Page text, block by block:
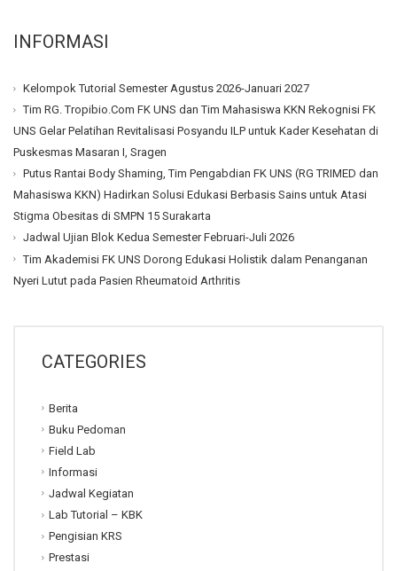
INFORMASI
Kelompok Tutorial Semester Agustus 2026-Januari 2027
Tim RG. Tropibio.Com FK UNS dan Tim Mahasiswa KKN Rekognisi FK
UNS Gelar Pelatihan Revitalisasi Posyandu ILP untuk Kader Kesehatan di
Puskesmas Masaran I, Sragen
Putus Rantai Body Shaming, Tim Pengabdian FK UNS (RG TRIMED dan
Mahasiswa KKN) Hadirkan Solusi Edukasi Berbasis Sains untuk Atasi
Stigma Obesitas di SMPN 15 Surakarta
Jadwal Ujian Blok Kedua Semester Februari-Juli 2026
Tim Akademisi FK UNS Dorong Edukasi Holistik dalam Penanganan
Nyeri Lutut pada Pasien Rheumatoid Arthritis
CATEGORIES
Berita
Buku Pedoman
Field Lab
Informasi
Jadwal Kegiatan
Lab Tutorial – KBK
Pengisian KRS
Prestasi